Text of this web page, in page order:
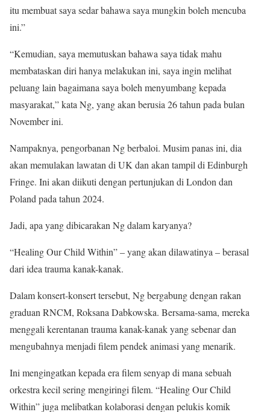
itu membuat saya sedar bahawa saya mungkin boleh mencuba
ini.”
“Kemudian, saya memutuskan bahawa saya tidak mahu
membataskan diri hanya melakukan ini, saya ingin melihat
peluang lain bagaimana saya boleh menyumbang kepada
masyarakat,” kata Ng, yang akan berusia 26 tahun pada bulan
November ini.
Nampaknya, pengorbanan Ng berbaloi. Musim panas ini, dia
akan memulakan lawatan di UK dan akan tampil di Edinburgh
Fringe. Ini akan diikuti dengan pertunjukan di London dan
Poland pada tahun 2024.
Jadi, apa yang dibicarakan Ng dalam karyanya?
“Healing Our Child Within” – yang akan dilawatinya – berasal
dari idea trauma kanak-kanak.
Dalam konsert-konsert tersebut, Ng bergabung dengan rakan
graduan RNCM, Roksana Dabkowska. Bersama-sama, mereka
menggali kerentanan trauma kanak-kanak yang sebenar dan
mengubahnya menjadi filem pendek animasi yang menarik.
Ini mengingatkan kepada era filem senyap di mana sebuah
orkestra kecil sering mengiringi filem. “Healing Our Child
Within” juga melibatkan kolaborasi dengan pelukis komik